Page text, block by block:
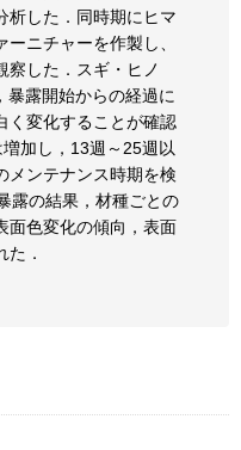
析した．同時期にヒマ
ニチャーを作製し、
察した．スギ・ヒノ
暴露開始からの経過に
く変化することが確認
加し，13週～25週以
メンテナンス時期を検
露の結果，材種ごとの
面色変化の傾向，表面
．